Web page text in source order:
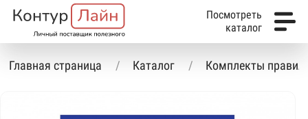
Посмотреть
каталог
Главная страница Каталог Комплекты правил